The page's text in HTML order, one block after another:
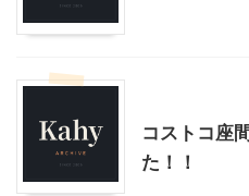
コストコ座
た！！